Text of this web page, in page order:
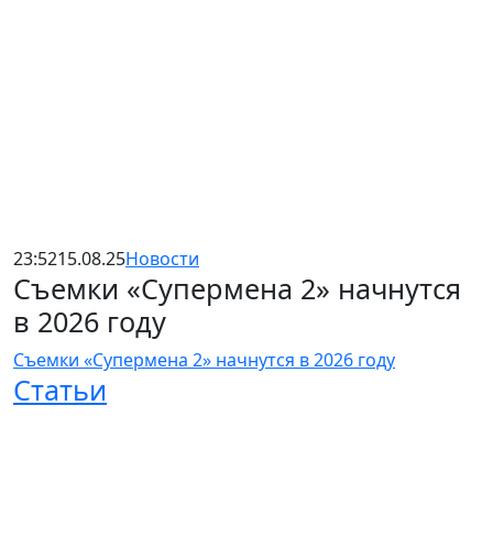
23:5215.08.25Новости
Съемки «Супермена 2» начнутся
в 2026 году
Съемки «Супермена 2» начнутся в 2026 году
Статьи